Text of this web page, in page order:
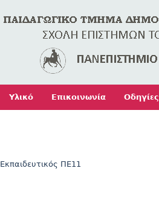
Υλικό Επικοινωνία Οδηγίες
Εκπαιδευτικός ΠΕ11